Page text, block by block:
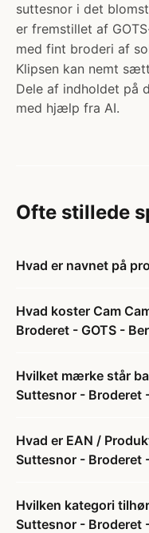
suttesnor i det
er fremstillet af
med fint broderi af
Klipsen kan nemt
Dele af indholdet på
med hjælp fra AI.
Ofte stillede
Hvad er navnet på
Hvad koster Cam
Broderet - GOTS -
Hvilket mærke står
Suttesnor - Broderet
Hvad er EAN /
Suttesnor - Broderet
Hvilken kategori
Suttesnor - Broderet